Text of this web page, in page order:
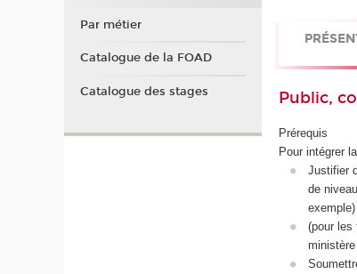
Public,
Prérequis
Pour intégrer
Justifier
de
(pour les
Par métier
Catalogue de la FOAD
Catalogue des stages